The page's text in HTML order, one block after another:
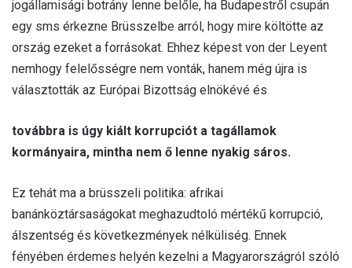
jogállamisági botrány lenne belőle, ha Budapestről csupán
egy sms érkezne Brüsszelbe arról, hogy mire költötte az
ország ezeket a forrásokat. Ehhez képest von der Leyent
nemhogy felelősségre nem vonták, hanem még újra is
választották az Európai Bizottság elnökévé és
továbbra is úgy kiált korrupciót a tagállamok
kormányaira, mintha nem ő lenne nyakig sáros.
Ez tehát ma a brüsszeli politika: afrikai
banánköztársaságokat meghazudtoló mértékű korrupció,
álszentség és következmények nélküliség. Ennek
fényében érdemes helyén kezelni a Magyarországról szóló